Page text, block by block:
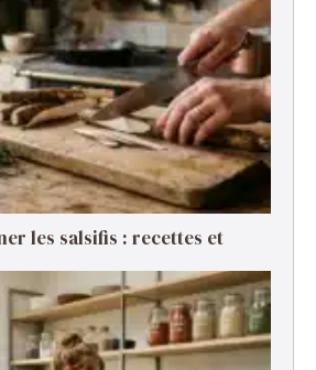
les salsifis : recettes et